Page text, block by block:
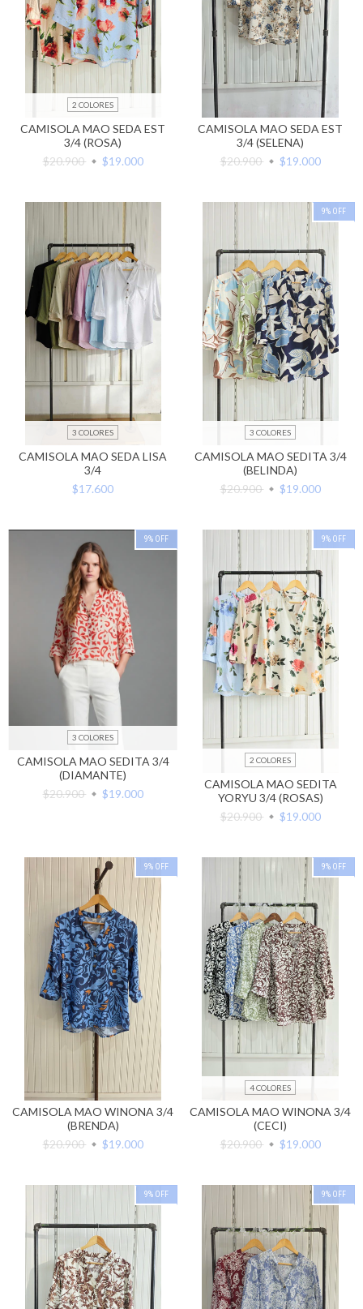
2 COLORES
CAMISOLA MAO SEDA EST
3/4 (ROSA)
$20.900
$19.000
CAMISOLA MAO SEDA EST
3/4 (SELENA)
$20.900
$19.000
3 COLORES
CAMISOLA MAO SEDA LISA
3/4
$17.600
9% OFF
3 COLORES
CAMISOLA MAO SEDITA 3/4
(BELINDA)
$20.900
$19.000
9% OFF
3 COLORES
CAMISOLA MAO SEDITA 3/4
(DIAMANTE)
$20.900
$19.000
9% OFF
2 COLORES
CAMISOLA MAO SEDITA
YORYU 3/4 (ROSAS)
$20.900
$19.000
9% OFF
CAMISOLA MAO WINONA 3/4
(BRENDA)
$20.900
$19.000
9% OFF
4 COLORES
CAMISOLA MAO WINONA 3/4
(CECI)
$20.900
$19.000
9% OFF 9% OFF